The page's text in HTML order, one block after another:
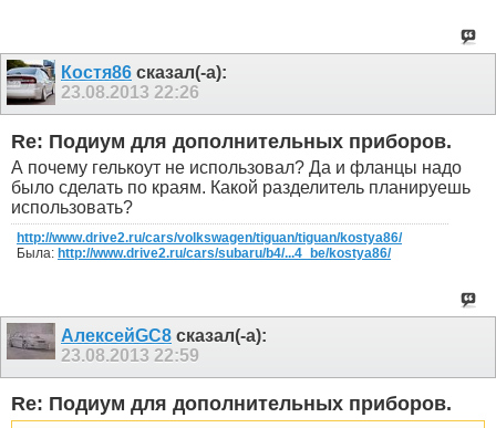
Костя86 сказал(-а):
23.08.2013 22:26
Re: Подиум для дополнительных приборов.
А почему гелькоут не использовал? Да и фланцы надо
было сделать по краям. Какой разделитель планируешь
использовать?
http://www.drive2.ru/cars/volkswagen/tiguan/tiguan/kostya86/
Была: http://www.drive2.ru/cars/subaru/b4/...4_be/kostya86/
АлексейGC8 сказал(-а):
23.08.2013 22:59
Re: Подиум для дополнительных приборов.